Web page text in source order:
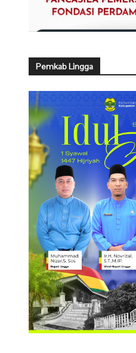
Pemkab Lingga